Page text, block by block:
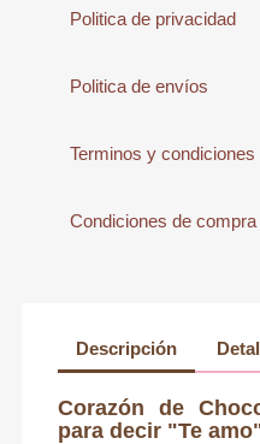
Politica de privacidad
Politica de envíos
Terminos y condiciones
Condiciones de compra
Descripción
Corazón de
para decir "Te